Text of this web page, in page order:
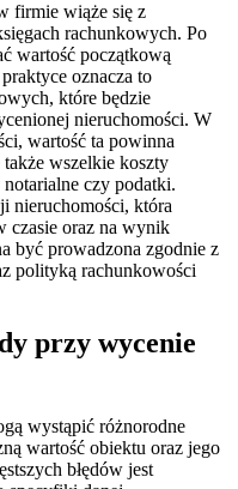
firmie wiąże się z
rachunkowych. Po
wartość początkową
oznacza to
które będzie
nieruchomości. W
wartość ta powinna
wszelkie koszty
notarialne czy podatki.
nieruchomości, która
czasie oraz na wynik
być prowadzona zgodnie z
polityką rachunkowości
przy wycenie
wystąpić różnorodne
wartość obiektu oraz jego
błędów jest